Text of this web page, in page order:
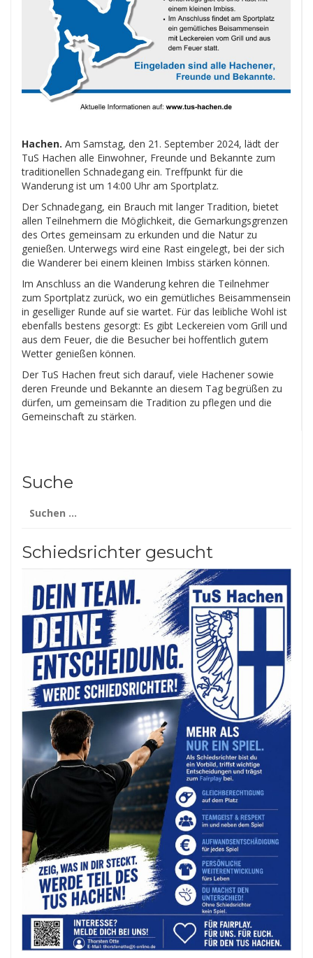
Hachen. Am Samstag, den 21. September 2024, lädt der
TuS Hachen alle Einwohner, Freunde und Bekannte zum
traditionellen Schnadegang ein. Treffpunkt für die
Wanderung ist um 14:00 Uhr am Sportplatz.
Der Schnadegang, ein Brauch mit langer Tradition, bietet
allen Teilnehmern die Möglichkeit, die Gemarkungsgrenzen
des Ortes gemeinsam zu erkunden und die Natur zu
genießen. Unterwegs wird eine Rast eingelegt, bei der sich
die Wanderer bei einem kleinen Imbiss stärken können.
Im Anschluss an die Wanderung kehren die Teilnehmer
zum Sportplatz zurück, wo ein gemütliches Beisammensein
in geselliger Runde auf sie wartet. Für das leibliche Wohl ist
ebenfalls bestens gesorgt: Es gibt Leckereien vom Grill und
aus dem Feuer, die die Besucher bei hoffentlich gutem
Wetter genießen können.
Der TuS Hachen freut sich darauf, viele Hachener sowie
deren Freunde und Bekannte an diesem Tag begrüßen zu
dürfen, um gemeinsam die Tradition zu pflegen und die
Gemeinschaft zu stärken.
Suche
nach:
Schiedsrichter gesucht